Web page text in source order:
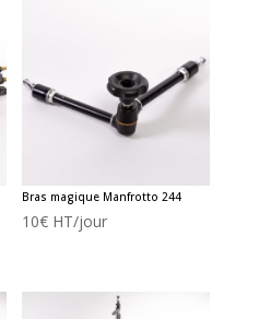
Bras magique Manfrotto 244
10€ HT/jour